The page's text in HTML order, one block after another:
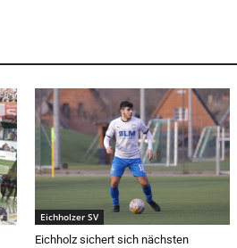
Eichholzer SV
Eichholz sichert sich nächsten